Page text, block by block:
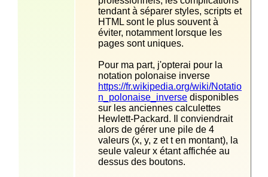
tendant à séparer styles, scripts et
HTML sont le plus souvent à
éviter, notamment lorsque les
Pour ma part, j'opterai pour la
https://fr.wikipedia.org/wiki/Notatio
n_polonaise_inverse disponibles
sur les anciennes calculettes
Hewlett-Packard. Il conviendrait
alors de gérer une pile de 4
valeurs (x, y, z et t en montant), la
seule valeur x étant affichée au